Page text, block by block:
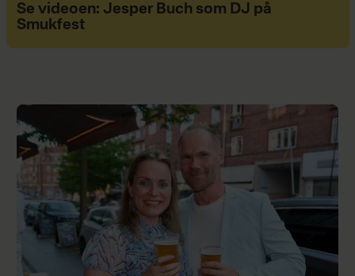
Se videoen: Jesper Buch som DJ på
Smukfest